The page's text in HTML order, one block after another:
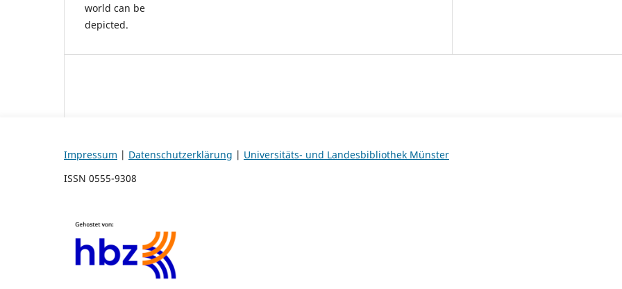
world can be
depicted.
Impressum | Datenschutzerklärung | Universitäts- und Landesbibliothek Münster
ISSN 0555-9308